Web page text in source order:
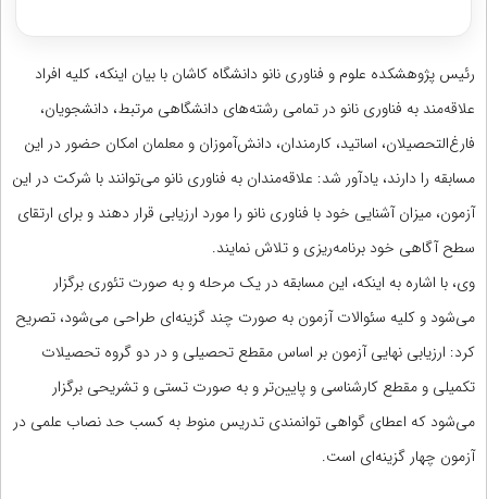
رئیس پژوهشکده علوم و فناوری نانو دانشگاه کاشان با بیان اینکه، کلیه افراد
علاقه‌مند به فناوری نانو در تمامی رشته‌های دانشگاهی مرتبط، دانشجویان،
فارغ‌التحصیلان، اساتید، کارمندان، دانش‌آموزان و معلمان امکان حضور در این
مسابقه را دارند، یادآور شد: علاقه‌مندان به فناوری نانو می‌توانند با شرکت در این
آزمون، میزان آشنایی خود با فناوری نانو را مورد ارزیابی قرار دهند و برای ارتقای
سطح آگاهی خود برنامه‌ریزی و تلاش نمایند.
وی، با اشاره به اینکه، این مسابقه در یک مرحله‏ و به صورت تئوری برگزار
می‌شود و کلیه سئوالات آزمون به صورت چند گزینه‌ای طراحی می‌شود، تصریح
کرد: ارزیابی نهایی آزمون بر اساس مقطع تحصیلی و در دو گروه تحصیلات
تکمیلی و مقطع کارشناسی و پایین‌تر و به صورت تستی و تشریحی برگزار
می‌شود که اعطای گواهی توانمندی تدریس منوط به کسب حد نصاب علمی در
آزمون چهار گزینه‌ای است.